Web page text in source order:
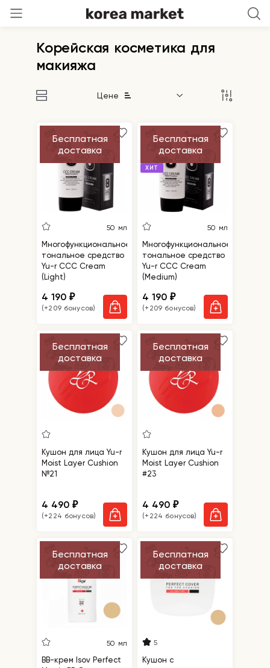
Корейская косметика для
макияжа
Цене
Бесплатная
доставка
50 мл
Многофункциональное
тональное средство
Yu-r CCC Cream
(Light)
4 190₽
(+209 бонусов)
Бесплатная
доставка
ХИТ
50 мл
Многофункциональное
тональное средство
Yu-r CCC Cream
(Medium)
4 190₽
(+209 бонусов)
Бесплатная
доставка
Кушон для лица Yu-r
Moist Layer Cushion
№21
4 490₽
(+224 бонусов)
Бесплатная
доставка
Кушон для лица Yu-r
Moist Layer Cushion
#23
4 490₽
(+224 бонусов)
Бесплатная
доставка
50 мл
BB-крем Isov Perfect
Бесплатная
доставка
5
Кушон с